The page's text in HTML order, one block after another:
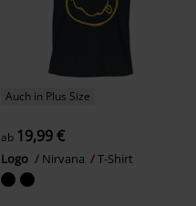
Auch in Plus Size
ab 19,99 €
Logo Nirvana T-Shirt